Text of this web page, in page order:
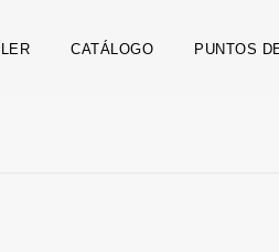
CATÁLOGO PUNTOS